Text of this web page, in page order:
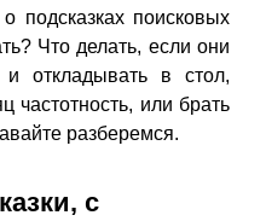
подсказках поисковых
Что делать, если они
откладывать в стол,
частотность, или брать
разберемся.
с